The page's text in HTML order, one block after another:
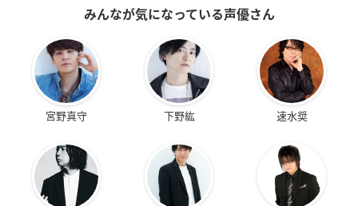
みんなが気になっている声優さん
宮野真守 下野紘 速水奨